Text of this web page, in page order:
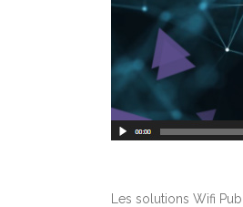
Les solutions Wifi